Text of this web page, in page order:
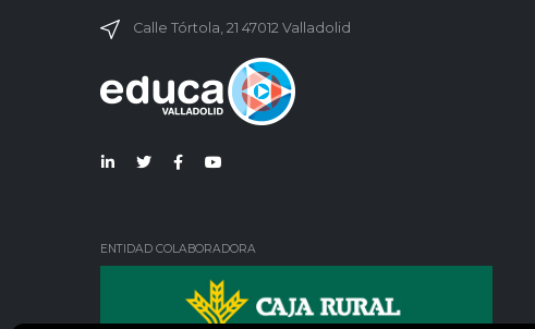
Calle Tórtola, 21 47012 Valladolid
ENTIDAD COLABORADORA